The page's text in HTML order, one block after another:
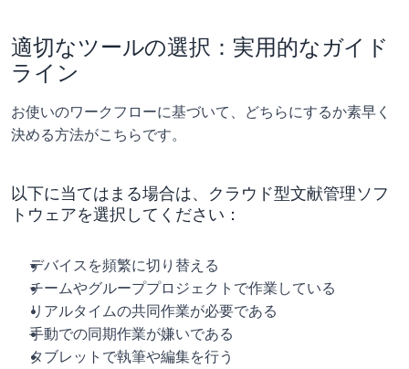
適切なツールの選択：実用的なガイド
ライン
お使いのワークフローに基づいて、どちらにするか素早く
決める方法がこちらです。
以下に当てはまる場合は、クラウド型文献管理ソフ
トウェアを選択してください：
デバイスを頻繁に切り替える
チームやグループプロジェクトで作業している
リアルタイムの共同作業が必要である
手動での同期作業が嫌いである
タブレットで執筆や編集を行う